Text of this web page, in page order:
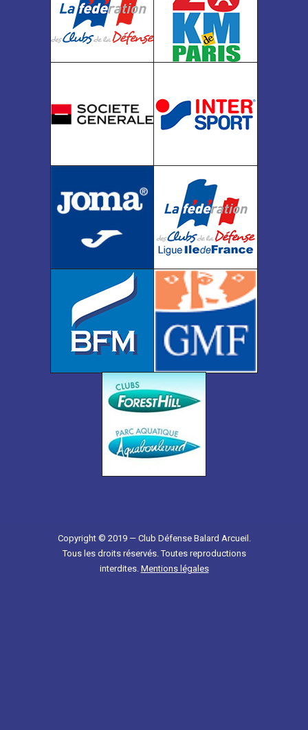
Copyright © 2019 — Club Défense Balard Arcueil.
Tous les droits réservés. Toutes reproductions
interdites. Mentions légales